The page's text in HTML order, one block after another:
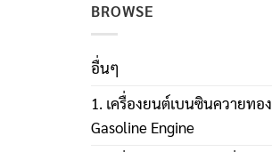
BROWSE
อื่นๆ
1. เครื่องยนต์เบนซินควายทอง
Gasoline Engine